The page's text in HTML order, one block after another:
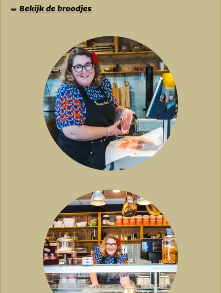
🥪 Bekijk de broodjes